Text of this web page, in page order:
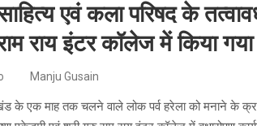
एवं कला परिषद के
राय इंटर कॉलेज में किया
Manju Gusain
के एक माह तक चलने वाले लोक पर्व हरेला को मनाने के